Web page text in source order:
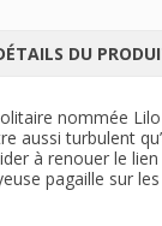
DU
nommée
aussi turbulent
à renouer le
pagaille sur les